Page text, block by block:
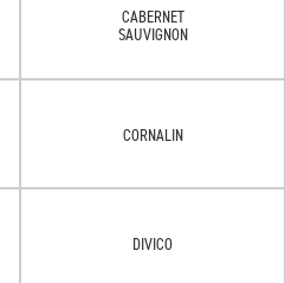
CABERNET
SAUVIGNON
CORNALIN
DIVICO